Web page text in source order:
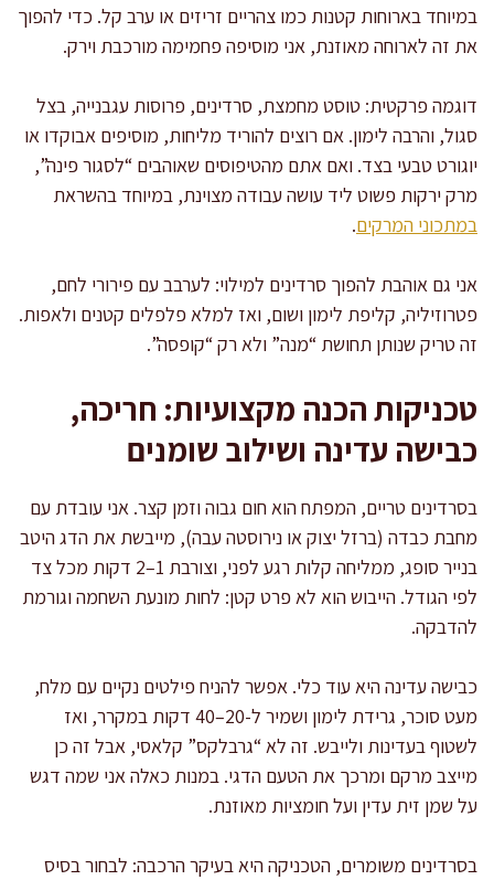
במיוחד בארוחות קטנות כמו צהריים זריזים או ערב קל. כדי להפוך
את זה לארוחה מאוזנת, אני מוסיפה פחמימה מורכבת וירק.
דוגמה פרקטית: טוסט מחמצת, סרדינים, פרוסות עגבנייה, בצל
סגול, והרבה לימון. אם רוצים להוריד מליחות, מוסיפים אבוקדו או
יוגורט טבעי בצד. ואם אתם מהטיפוסים שאוהבים “לסגור פינה”,
מרק ירקות פשוט ליד עושה עבודה מצוינת, במיוחד בהשראת
במתכוני המרקים.
אני גם אוהבת להפוך סרדינים למילוי: לערבב עם פירורי לחם,
פטרוזיליה, קליפת לימון ושום, ואז למלא פלפלים קטנים ולאפות.
זה טריק שנותן תחושת “מנה” ולא רק “קופסה”.
טכניקות הכנה מקצועיות: חריכה,
כבישה עדינה ושילוב שומנים
בסרדינים טריים, המפתח הוא חום גבוה וזמן קצר. אני עובדת עם
מחבת כבדה (ברזל יצוק או נירוסטה עבה), מייבשת את הדג היטב
בנייר סופג, ממליחה קלות רגע לפני, וצורבת 1–2 דקות מכל צד
לפי הגודל. הייבוש הוא לא פרט קטן: לחות מונעת השחמה וגורמת
להדבקה.
כבישה עדינה היא עוד כלי. אפשר להניח פילטים נקיים עם מלח,
מעט סוכר, גרידת לימון ושמיר ל-20–40 דקות במקרר, ואז
לשטוף בעדינות ולייבש. זה לא “גרבלקס” קלאסי, אבל זה כן
מייצב מרקם ומרכך את הטעם הדגי. במנות כאלה אני שמה דגש
על שמן זית עדין ועל חומציות מאוזנת.
בסרדינים משומרים, הטכניקה היא בעיקר הרכבה: לבחור בסיס